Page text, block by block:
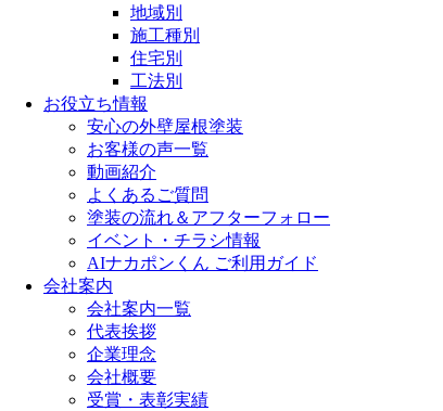
地域別
施工種別
住宅別
工法別
お役立ち情報
安心の外壁屋根塗装
お客様の声一覧
動画紹介
よくあるご質問
塗装の流れ＆アフターフォロー
イベント・チラシ情報
AIナカポンくん ご利用ガイド
会社案内
会社案内一覧
代表挨拶
企業理念
会社概要
受賞・表彰実績